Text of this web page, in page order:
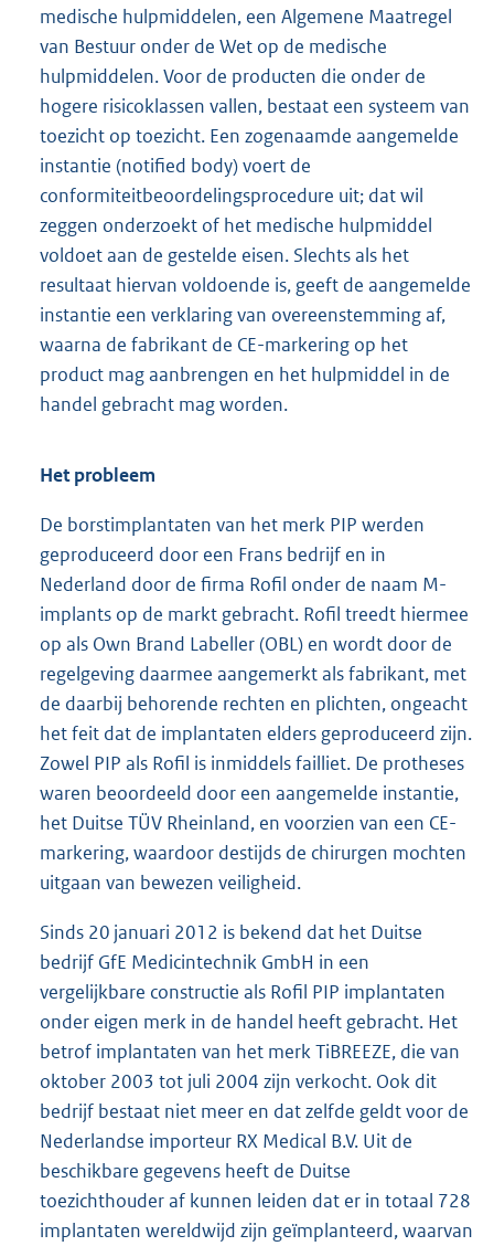
medische hulpmiddelen, een Algemene Maatregel
van Bestuur onder de Wet op de medische
hulpmiddelen. Voor de producten die onder de
hogere risicoklassen vallen, bestaat een systeem van
toezicht op toezicht. Een zogenaamde aangemelde
instantie (notified body) voert de
conformiteitbeoordelingsprocedure uit; dat wil
zeggen onderzoekt of het medische hulpmiddel
voldoet aan de gestelde eisen. Slechts als het
resultaat hiervan voldoende is, geeft de aangemelde
instantie een verklaring van overeenstemming af,
waarna de fabrikant de CE-markering op het
product mag aanbrengen en het hulpmiddel in de
handel gebracht mag worden.
Het probleem
De borstimplantaten van het merk PIP werden
geproduceerd door een Frans bedrijf en in
Nederland door de firma Rofil onder de naam M-
implants op de markt gebracht. Rofil treedt hiermee
op als Own Brand Labeller (OBL) en wordt door de
regelgeving daarmee aangemerkt als fabrikant, met
de daarbij behorende rechten en plichten, ongeacht
het feit dat de implantaten elders geproduceerd zijn.
Zowel PIP als Rofil is inmiddels failliet. De protheses
waren beoordeeld door een aangemelde instantie,
het Duitse TÜV Rheinland, en voorzien van een CE-
markering, waardoor destijds de chirurgen mochten
uitgaan van bewezen veiligheid.
Sinds 20 januari 2012 is bekend dat het Duitse
bedrijf GfE Medicintechnik GmbH in een
vergelijkbare constructie als Rofil PIP implantaten
onder eigen merk in de handel heeft gebracht. Het
betrof implantaten van het merk TiBREEZE, die van
oktober 2003 tot juli 2004 zijn verkocht. Ook dit
bedrijf bestaat niet meer en dat zelfde geldt voor de
Nederlandse importeur RX Medical B.V. Uit de
beschikbare gegevens heeft de Duitse
toezichthouder af kunnen leiden dat er in totaal 728
implantaten wereldwijd zijn geïmplanteerd, waarvan